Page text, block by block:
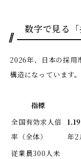
数字で見る
2026年、日本の採用
構造になっています
指標
全国有効求人倍
率（全体）
年2
従業員300人未